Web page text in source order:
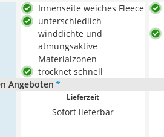
Innenseite weiches Fleece
unterschiedlich
winddichte und
atmungsaktive
Materialzonen
trocknet schnell
Angeboten *
Lieferzeit
Sofort lieferbar